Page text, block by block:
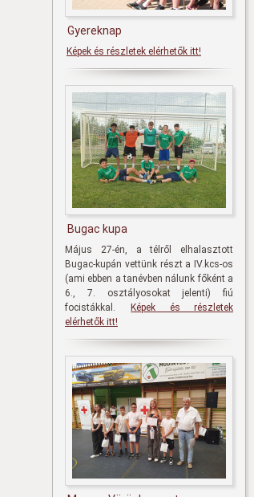
Gyereknap
Képek és részletek elérhetők itt!
Bugac kupa
Május 27-én, a télről elhalasztott
Bugac-kupán vettünk részt a IV.kcs-os
(ami ebben a tanévben nálunk főként a
6., 7. osztályosokat jelenti) fiú
focistákkal.
Képek és részletek
elérhetők itt!